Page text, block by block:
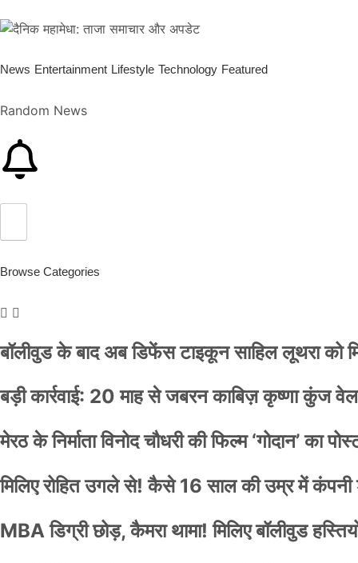
News Entertainment Lifestyle Technology Featured
Random News
Browse Categories
बॉलीवुड के बाद अब डिफेंस टाइकून साहिल लूथरा को
बड़ी कार्रवाई: 20 माह से जबरन काबिज़ कृष्णा कुंज
मेरठ के निर्माता विनोद चौधरी की फिल्म ‘गोदान’
मिलिए रोहित उगले से! कैसे 16 साल की उम्र में
MBA डिग्री छोड़, कैमरा थामा! मिलिए बॉलीवुड